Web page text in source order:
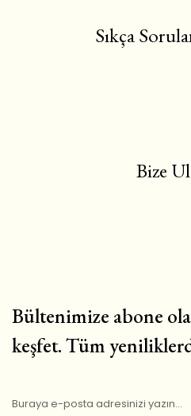
Sıkça
Bize
Bültenimize abone
keşfet. Tüm